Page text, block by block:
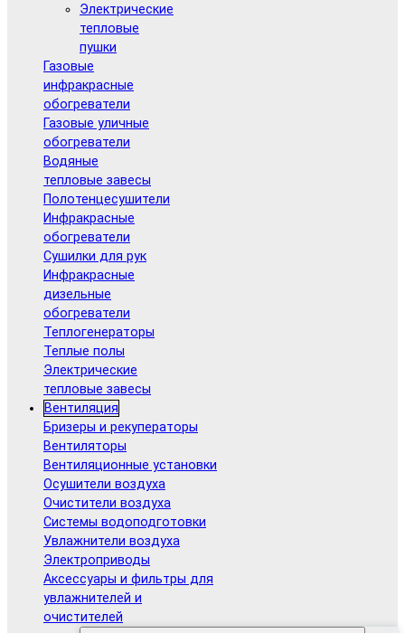
Электрические
тепловые
пушки
Газовые
инфракрасные
обогреватели
Газовые уличные
обогреватели
Водяные
тепловые завесы
Полотенцесушители
Инфракрасные
обогреватели
Сушилки для рук
Инфракрасные
дизельные
обогреватели
Теплогенераторы
Теплые полы
Электрические
тепловые завесы
Вентиляция
Бризеры и рекуператоры
Вентиляторы
Вентиляционные установки
Осушители воздуха
Очистители воздуха
Системы водоподготовки
Увлажнители воздуха
Электроприводы
Аксессуары и фильтры для
увлажнителей и
очистителей